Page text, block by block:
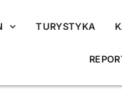
TURYSTYKA